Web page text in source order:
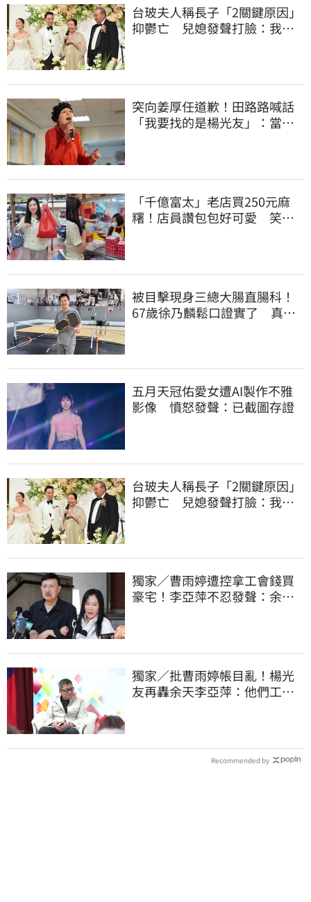
台玻夫人稱長子「2關鍵原因」
抑鬱亡 兒媳發聲打臉：我從
突向姜厚任道歉！田路路喊話
「我要找的是楊光友」：當時
「千億富太」老店買250元麻
糬！店員讚包包好可愛 笑
被目擊現身三總大腸直腸科！
67歲徐乃麟鬆口證實了 真實
五月天冠佑愛女遭AI製作不雅
影像 憤怒發聲：已截圖存證
台玻夫人稱長子「2關鍵原因」
抑鬱亡 兒媳發聲打臉：我從
獨家／曹雨婷遭控拿工會錢買
豪宅！李亞萍不忍發聲：余天
獨家／批曹雨婷帳目亂！楊光
友再轟余天李亞萍：他們工會
Recommended by